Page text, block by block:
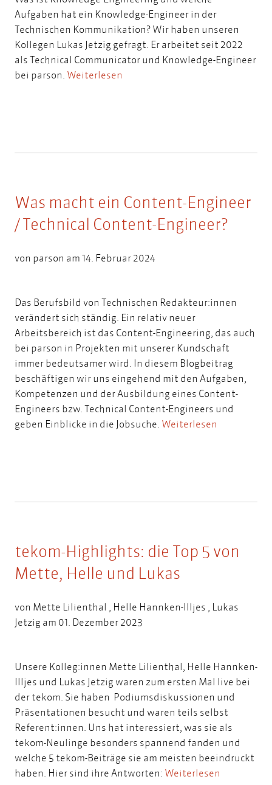
Aufgaben hat ein Knowledge-Engineer in der
Technischen Kommunikation? Wir haben unseren
Kollegen Lukas Jetzig gefragt. Er arbeitet seit 2022
als Technical Communicator und Knowledge-Engineer
bei parson. Weiterlesen
Was macht ein Content-Engineer
/ Technical Content-Engineer?
von parson am 14. Februar 2024
Das Berufsbild von Technischen Redakteur:innen
verändert sich ständig. Ein relativ neuer
Arbeitsbereich ist das Content-Engineering, das auch
bei parson in Projekten mit unserer Kundschaft
immer bedeutsamer wird. In diesem Blogbeitrag
beschäftigen wir uns eingehend mit den Aufgaben,
Kompetenzen und der Ausbildung eines Content-
Engineers bzw. Technical Content-Engineers und
geben Einblicke in die Jobsuche. Weiterlesen
tekom-Highlights: die Top 5 von
Mette, Helle und Lukas
von Mette Lilienthal , Helle Hannken-Illjes , Lukas
Jetzig am 01. Dezember 2023
Unsere Kolleg:innen Mette Lilienthal, Helle Hannken-
Illjes und Lukas Jetzig waren zum ersten Mal live bei
der tekom. Sie haben Podiumsdiskussionen und
Präsentationen besucht und waren teils selbst
Referent:innen. Uns hat interessiert, was sie als
tekom-Neulinge besonders spannend fanden und
welche 5 tekom-Beiträge sie am meisten beeindruckt
haben. Hier sind ihre Antworten: Weiterlesen